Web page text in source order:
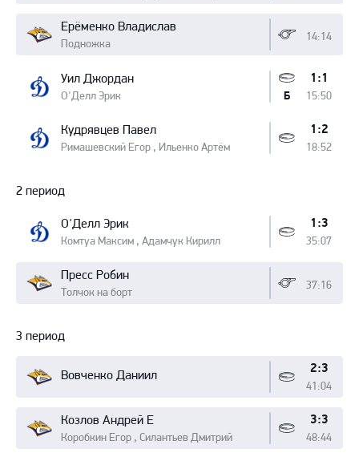
Ерёменко Владислав
Подножка
14:14
Уил Джордан
О'Делл Эрик
1:1
15:50
Б
Кудрявцев Павел
Римашевский Егор , Ильенко Артём
1:2
18:52
2 период
О'Делл Эрик
Комтуа Максим , Адамчук Кирилл
1:3
35:07
Пресс Робин
Толчок на борт
37:16
3 период
Вовченко Даниил 2:3
41:04
Козлов Андрей Е
Коробкин Егор , Силантьев Дмитрий
3:3
48:44